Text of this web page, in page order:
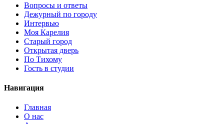
Вопросы и ответы
Дежурный по городу
Интервью
Моя Карелия
Старый город
Открытая дверь
По Тихому
Гость в студии
Навигация
Главная
О нас